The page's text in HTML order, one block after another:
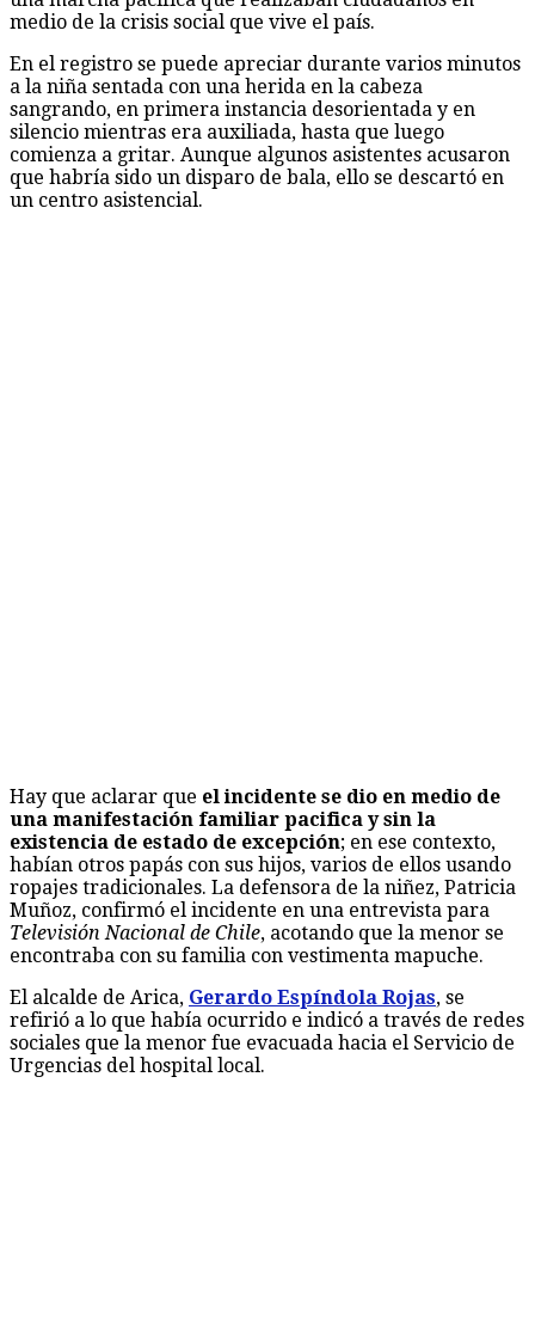
medio de la crisis social que vive el país.
En el registro se puede apreciar durante varios minutos
a la niña sentada con una herida en la cabeza
sangrando, en primera instancia desorientada y en
silencio mientras era auxiliada, hasta que luego
comienza a gritar. Aunque algunos asistentes acusaron
que habría sido un disparo de bala, ello se descartó en
un centro asistencial.
Hay que aclarar que el incidente se dio en medio de
una manifestación familiar pacifica y sin la
existencia de estado de excepción; en ese contexto,
habían otros papás con sus hijos, varios de ellos usando
ropajes tradicionales. La defensora de la niñez, Patricia
Muñoz, confirmó el incidente en una entrevista para
Televisión Nacional de Chile, acotando que la menor se
encontraba con su familia con vestimenta mapuche.
El alcalde de Arica, Gerardo Espíndola Rojas, se
refirió a lo que había ocurrido e indicó a través de redes
sociales que la menor fue evacuada hacia el Servicio de
Urgencias del hospital local.